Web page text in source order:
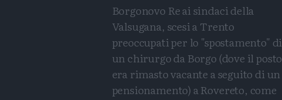
Borgonovo Re ai sindaci della
Valsugana, scesi a Trento
preoccupati per lo "spostamento" di
un chirurgo da Borgo (dove il posto
era rimasto vacante a seguito di un
pensionamento) a Rovereto, come